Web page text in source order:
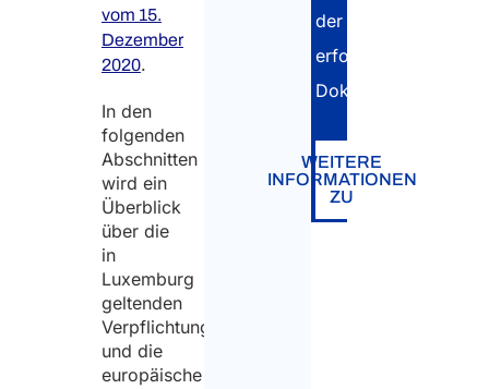
vom 15.
Dezember
2020.
In den
folgenden
Abschnitten
wird ein
Überblick
über die
in
Luxemburg
geltenden
Verpflichtungen
und die
europäische
der
erforderlichen
Dokumente.
WEITERE
INFORMATIONEN
ZU